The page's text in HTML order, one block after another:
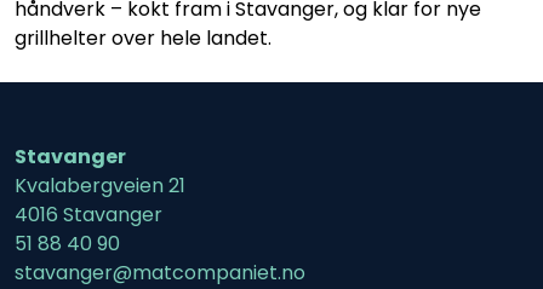
håndverk – kokt fram i Stavanger, og klar for nye
grillhelter over hele landet.
Stavanger
Kvalabergveien 21
4016 Stavanger
51 88 40 90
stavanger@matcompaniet.no